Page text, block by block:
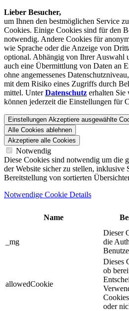
Lieber Besucher,
um Ihnen den best­möglichen Service
Cookies. Einige Cookies sind für den
notwendig. Andere Cookies für
wie Sprache oder die Anzeige von
optional. Abhängig von Ihrer Auswahl
auch eine Übermittlung von Daten an
ohne angemessenes
mit dem Risiko eines Zugriffs durch
mittel. UnterDatenschutz erhalten Sie
können jederzeit die Einstellungen für
Einstellungen Akzeptiere ausgewählte
Alle Cookies ablehnen
Akzeptiere alle Cookies
Notwendig
Diese Cookies sind notwendig um die
der Website sicher zu stellen, inklusive
Bereitstellung von sortierten
Notwendige Cookie Details
Name
_mg
Dieser
die
allowedCookie
Dieses
ob
oder